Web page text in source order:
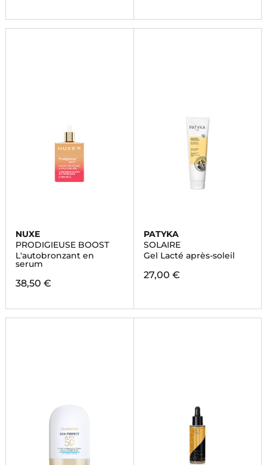
NUXE
PRODIGIEUSE BOOST
L'autobronzant en
serum
38,50 €
PATYKA
SOLAIRE
Gel Lacté après-soleil
27,00 €